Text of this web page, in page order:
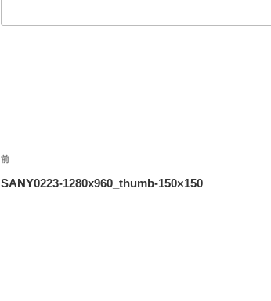
投
稿
前
の
前
SANY0223-1280x960_thumb-150×150